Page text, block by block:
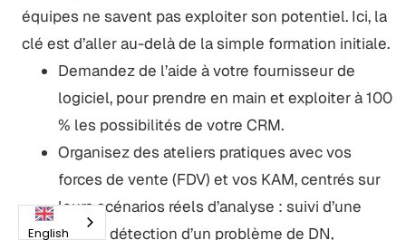
équipes ne savent pas exploiter son potentiel. Ici, la
clé est d’aller au-delà de la simple formation initiale.
Demandez de l’aide à votre fournisseur de
logiciel, pour prendre en main et exploiter à 100
% les possibilités de votre CRM.
Organisez des ateliers pratiques avec vos
forces de vente (FDV) et vos KAM, centrés sur
leurs scénarios réels d’analyse : suivi d’une
promo, détection d’un problème de DN,
English